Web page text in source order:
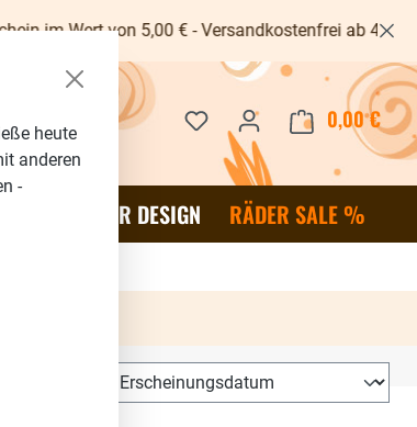
€ - Versandkostenfrei ab 40€ -
Du hast 0 Produkte auf dem
0,00 €
RÄDER DESIGN RÄDER SALE %
heute
anderen
-